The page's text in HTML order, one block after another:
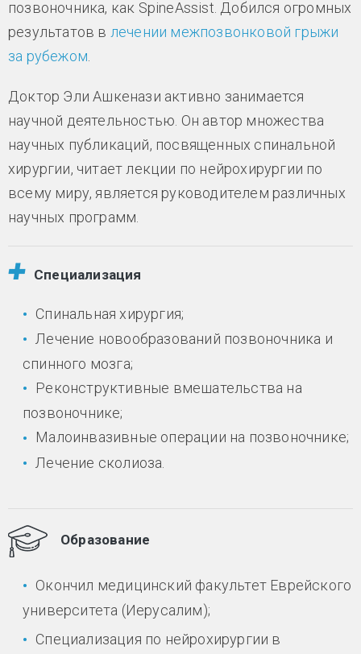
позвоночника, как SpineAssist. Добился огромных
результатов в лечении межпозвонковой грыжи
за рубежом
Доктор Эли Ашкенази активно занимается
научной деятельностью. Он автор множества
научных публикаций, посвященных спинальной
хирургии, читает лекции по нейрохирургии по
всему миру, является руководителем различных
научных программ.
Специализация
Спинальная хирургия;
Лечение новообразований позвоночника и
спинного мозга;
Реконструктивные вмешательства на
позвоночнике;
Малоинвазивные операции на позвоночнике;
Лечение сколиоза.
Образование
Окончил медицинский факультет Еврейского
университета (Иерусалим);
Специализация по нейрохирургии в